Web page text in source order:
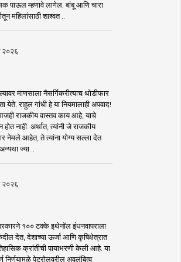
पाऊल म्हणावे लागेल. बांबू आणि चारा
महिलांसाठी शाश्वत ..
माणसाला नैसर्गिकरीत्याच थोडीफार
येते. राहुल गांधी हे या नियमालाही अपवाद!
राजकीय वास्तव काय आहे, याचे
नाही. अर्थात, त्यांनी जे राजकीय
नेमले आहेत, ते त्यांना योग्य सल्ला देत
ज्या ..
१०० टक्के इथेनॉल इंधनवापराला
देत, देशाच्या ऊर्जा आणि कृषिक्षेत्रात
क्रांतीची पायाभरणी केली आहे. या
निर्णयामुळे पेट्रोलवरील अवलंबित्व